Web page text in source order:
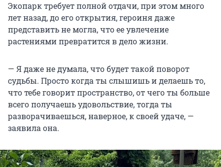
Экопарк требует полной отдачи, при этом много
лет назад, до его открытия, героиня даже
представить не могла, что ее увлечение
растениями превратится в дело жизни.
— Я даже не думала, что будет такой поворот
судьбы. Просто когда ты слышишь и делаешь то,
что тебе говорит пространство, от чего ты больше
всего получаешь удовольствие, тогда ты
разворачиваешься, наверное, к своей удаче, —
заявила она.